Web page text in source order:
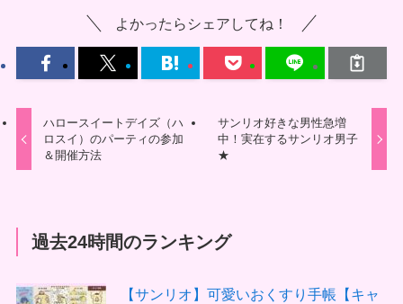
よかったらシェアしてね！
ハロースイートデイズ（ハ
ロスイ）のパーティの参加
＆開催方法
サンリオ好きな男性急増
中！実在するサンリオ男子
★
過去24時間のランキング
【サンリオ】可愛いおくすり手帳【キャ